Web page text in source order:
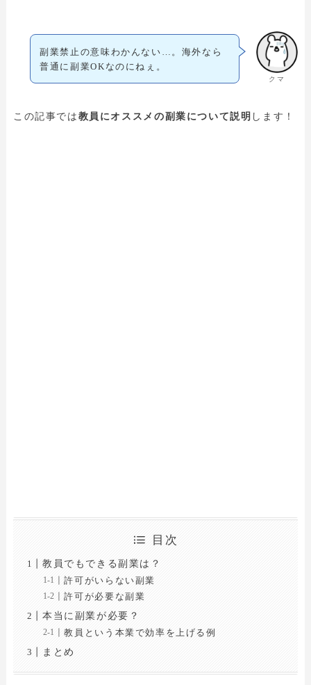
クマ
副業禁止の意味わかんない…。海外なら
普通に副業OKなのにねぇ。
この記事では 教員にオススメの副業について説明 します！
目次
教員でもできる副業は？
許可がいらない副業
許可が必要な副業
本当に副業が必要？
教員という本業で効率を上げる例
まとめ